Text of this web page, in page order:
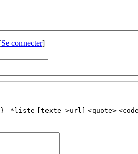
Se connecter]
-*liste [texte->url] <quote>